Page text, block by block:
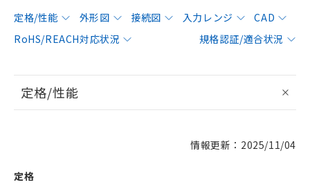
定格/性能 外形図 接続図 入力レンジ
CAD
RoHS/REACH対応状況
規格認証/適合状況
定格/性能
情報更新：2025/11/04
定格